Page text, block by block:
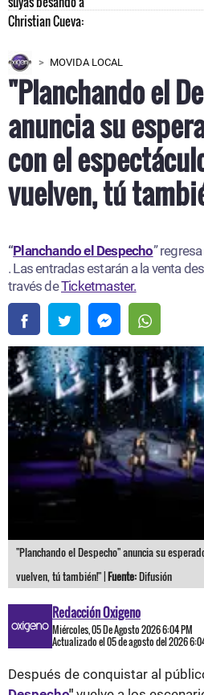
MOVIDA LOCAL
"Planchando el
anuncia su
con el
vuelven, tú
“Planchando el Despecho”
. Las entradas estarán a la venta
través deTicketmaster.
"Planchando el Despecho" anuncia su
vuelven, tú también!" |Fuente:Difusión
Redacción Oxigeno
Miércoles, 05 De Agosto 2026 6:04 PM
Actualizado el 05 de agosto del 2026
Después de conquistar al